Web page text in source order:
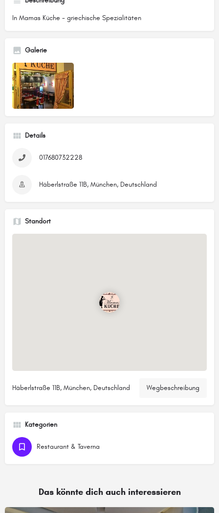
In Mamas Küche - griechische Spezialitäten
Galerie
Details
017680732228
Häberlstraße 11B, München, Deutschland
Standort
Häberlstraße 11B, München, Deutschland Wegbeschreibung
Kategorien
Restaurant & Taverna
Das könnte dich auch interessieren